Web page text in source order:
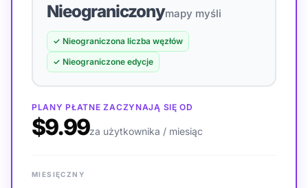
Nieograniczonymapy myśli
✓ Nieograniczona liczba węzłów
✓ Nieograniczone edycje
PLANY PŁATNE ZACZYNAJĄ SIĘ OD
$9.99za użytkownika / miesiąc
MIESIĘCZNY